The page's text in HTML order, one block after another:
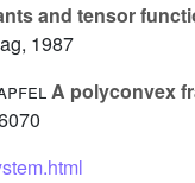
and tensor
1987
A polyconvex